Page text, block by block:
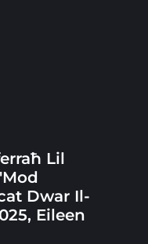
Lil
Dwar Il-
Eileen